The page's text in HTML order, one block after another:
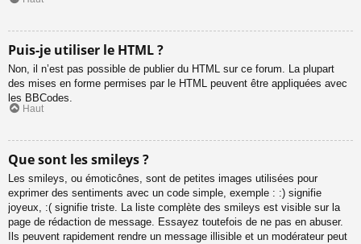
Puis-je utiliser le HTML ?
Non, il n’est pas possible de publier du HTML sur ce forum. La plupart
des mises en forme permises par le HTML peuvent être appliquées avec
les BBCodes.
Haut
Que sont les smileys ?
Les smileys, ou émoticônes, sont de petites images utilisées pour
exprimer des sentiments avec un code simple, exemple : :) signifie
joyeux, :( signifie triste. La liste complète des smileys est visible sur la
page de rédaction de message. Essayez toutefois de ne pas en abuser.
Ils peuvent rapidement rendre un message illisible et un modérateur peut